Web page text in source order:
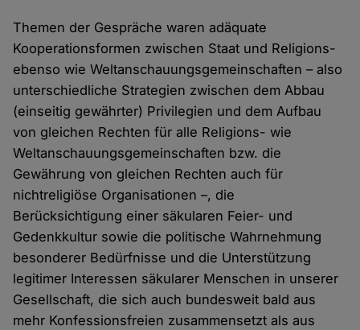
Themen der Gespräche waren adäquate
Kooperationsformen zwischen Staat und Religions-
ebenso wie Weltanschauungsgemeinschaften – also
unterschiedliche Strategien zwischen dem Abbau
(einseitig gewährter) Privilegien und dem Aufbau
von gleichen Rechten für alle Religions- wie
Weltanschauungsgemeinschaften bzw. die
Gewährung von gleichen Rechten auch für
nichtreligiöse Organisationen –, die
Berücksichtigung einer säkularen Feier- und
Gedenkkultur sowie die politische Wahrnehmung
besonderer Bedürfnisse und die Unterstützung
legitimer Interessen säkularer Menschen in unserer
Gesellschaft, die sich auch bundesweit bald aus
mehr Konfessionsfreien zusammensetzt als aus